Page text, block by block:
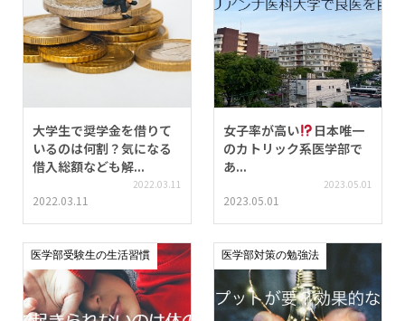
大学生で奨学金を借りて
いるのは何割？気になる
借入総額なども解...
2022.03.11
2022.03.11
女子率が高い
日本唯一
のカトリック系医学部で
あ...
2023.05.01
2023.05.01
医学部受験生の生活習慣 医学部対策の勉強法